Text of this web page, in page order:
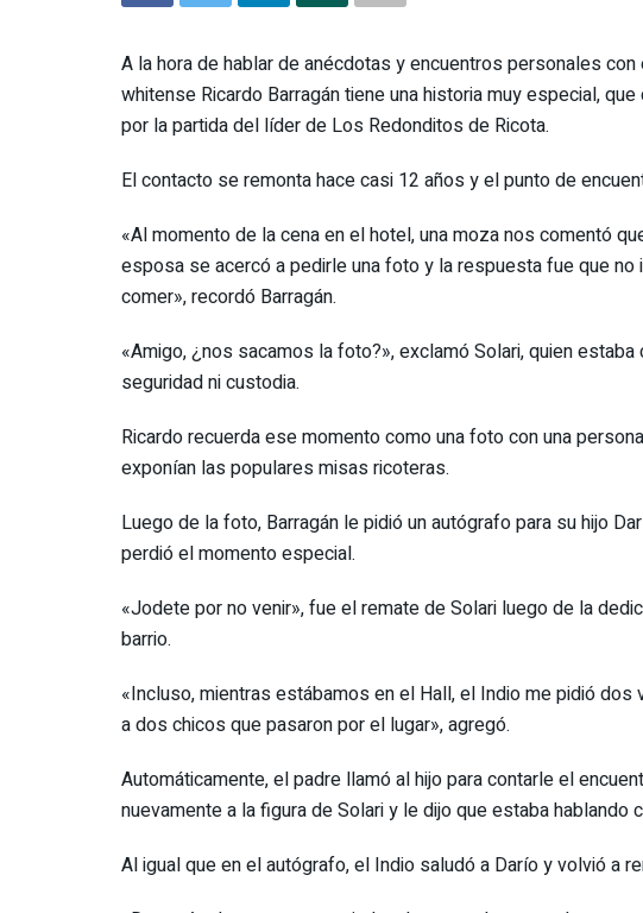
A la hora de hablar de anécdotas y encuentros personales
whitense Ricardo Barragán tiene una historia muy especial,
por la partida del líder de Los Redonditos de Ricota.
El contacto se remonta hace casi 12 años y el punto de
«Al momento de la cena en el hotel, una moza nos comentó
esposa se acercó a pedirle una foto y la respuesta fue que
comer», recordó Barragán.
«Amigo, ¿nos sacamos la foto?», exclamó Solari, quien
seguridad ni custodia.
Ricardo recuerda ese momento como una foto con una
exponían las populares misas ricoteras.
Luego de la foto, Barragán le pidió un autógrafo para su hijo
perdió el momento especial.
«Jodete por no venir», fue el remate de Solari luego de la
barrio.
«Incluso, mientras estábamos en el Hall, el Indio me pidió
a dos chicos que pasaron por el lugar», agregó.
Automáticamente, el padre llamó al hijo para contarle el
nuevamente a la figura de Solari y le dijo que estaba hablando
Al igual que en el autógrafo, el Indio saludó a Darío y volvió a